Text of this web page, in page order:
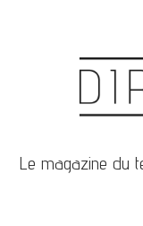
Le magazine du